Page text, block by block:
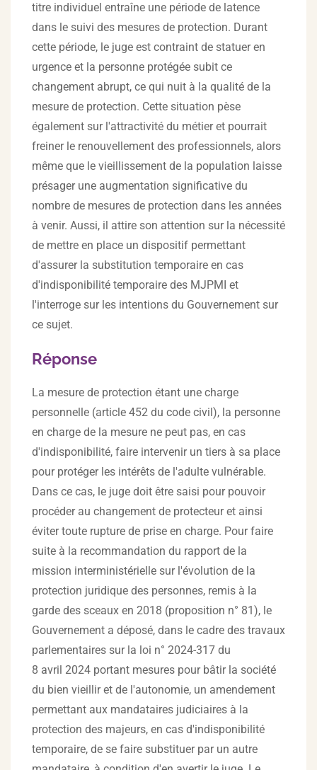
titre individuel entraîne une période de latence
dans le suivi des mesures de protection. Durant
cette période, le juge est contraint de statuer en
urgence et la personne protégée subit ce
changement abrupt, ce qui nuit à la qualité de la
mesure de protection. Cette situation pèse
également sur l'attractivité du métier et pourrait
freiner le renouvellement des professionnels, alors
même que le vieillissement de la population laisse
présager une augmentation significative du
nombre de mesures de protection dans les années
à venir. Aussi, il attire son attention sur la nécessité
de mettre en place un dispositif permettant
d'assurer la substitution temporaire en cas
d'indisponibilité temporaire des MJPMI et
l'interroge sur les intentions du Gouvernement sur
ce sujet.
Réponse
La mesure de protection étant une charge
personnelle (article 452 du code civil), la personne
en charge de la mesure ne peut pas, en cas
d'indisponibilité, faire intervenir un tiers à sa place
pour protéger les intérêts de l'adulte vulnérable.
Dans ce cas, le juge doit être saisi pour pouvoir
procéder au changement de protecteur et ainsi
éviter toute rupture de prise en charge. Pour faire
suite à la recommandation du rapport de la
mission interministérielle sur l'évolution de la
protection juridique des personnes, remis à la
garde des sceaux en 2018 (proposition n° 81), le
Gouvernement a déposé, dans le cadre des travaux
parlementaires sur la loi n° 2024-317 du
8 avril 2024 portant mesures pour bâtir la société
du bien vieillir et de l'autonomie, un amendement
permettant aux mandataires judiciaires à la
protection des majeurs, en cas d'indisponibilité
temporaire, de se faire substituer par un autre